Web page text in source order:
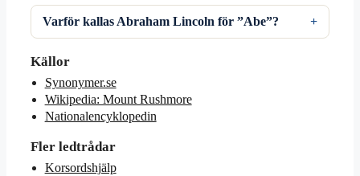
Varför kallas Abraham Lincoln för ”Abe”?
Källor
Synonymer.se
Wikipedia: Mount Rushmore
Nationalencyklopedin
Fler ledtrådar
Korsordshjälp